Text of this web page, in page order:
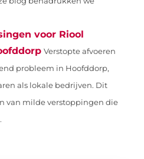
voor Riool
Verstopte afvoeren
probleem in Hoofddorp,
als lokale bedrijven. Dit
van milde verstoppingen die